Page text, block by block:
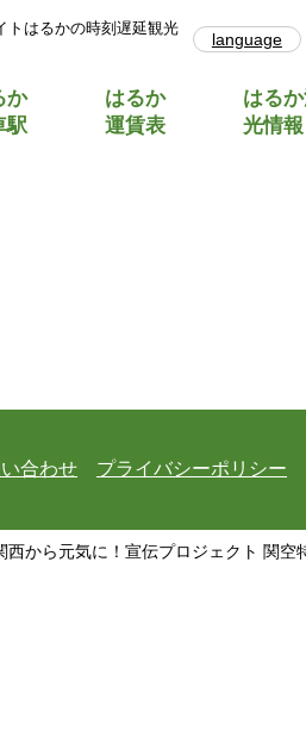
はるかの時刻遅延観光
language
か
駅
はるか
運賃表
はる
光情報
合わせ プライバシーポリシー
から元気に！宣伝プロジェクト 関空